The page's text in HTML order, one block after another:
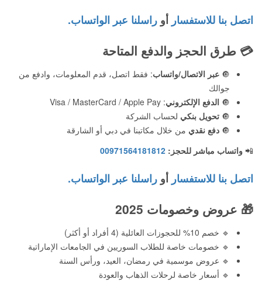
اتصل بنا للاستفسار أو راسلنا عبر الواتساب.
💳 طرق الحجز والدفع المتاحة
🔘 عبر الاتصال/واتساب: فقط اتصل، قدم المعلومات، وادفع من
جوالك
🔘 الدفع الإلكتروني: Visa / MasterCard / Apple Pay
🔘 تحويل بنكي لحساب الشركة
🔘 دفع نقدي من خلال مكاتبنا في دبي أو الشارقة
📲 واتساب مباشر للحجز: 00971564181812
اتصل بنا للاستفسار أو راسلنا عبر الواتساب.
🎁 عروض وخصومات 2025
🔹 خصم 10% للحجوزات العائلية (4 أفراد أو أكثر)
🔹 خصومات خاصة للطلاب السوريين في الجامعات الإماراتية
🔹 عروض موسمية في رمضان، العيد، ورأس السنة
🔹 أسعار خاصة لرحلات الذهاب والعودة